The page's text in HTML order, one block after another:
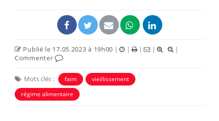
Publié le 17.05.2023 à 19h00 | | | |
|
Commenter
Mots clés : faim
vieillissement
régime alimentaire